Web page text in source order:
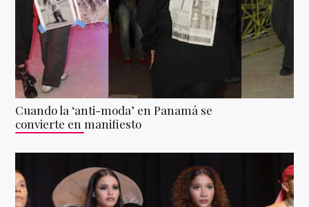
Cuando la ‘anti-moda’ en Panamá se
convierte en manifiesto